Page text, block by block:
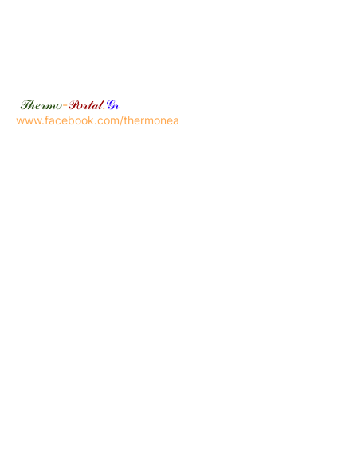
𝒯𝒽𝑒𝓇𝓂𝑜-𝒫𝑜𝓇𝓉𝒶𝓁.𝒢𝓇
www.facebook.com/thermonea